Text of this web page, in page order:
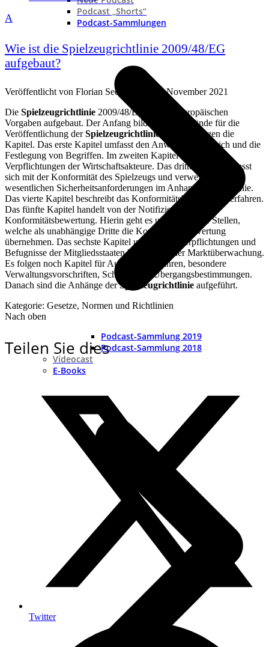
Podcast „Shorts“
Podcast-Sammlungen
Podcast-Sammlung 2019
Podcast-Sammlung 2018
Videocast
E-Books
A
Wie ist die Spielzeugrichtlinie 2009/48/EG
aufgebaut?
Veröffentlicht von Florian Seckinger
2. November 2021
Die Spielzeugrichtlinie 2009/48/EG ist nach europäischen
Vorgaben aufgebaut. Der Anfang bilden Beweggründe für die
Veröffentlichung derSpielzeugrichtlinie
. Danach folgen die
Kapitel. Das erste Kapitel umfasst den Anwendungsbereich und die
Festlegung von Begriffen. Im zweiten Kapitel stehen die
Verpflichtungen der Wirtschaftsakteure. Das dritte Kapitel befasst
sich mit der Konformität des Spielzeugs und verweist auf die
wesentlichen Sicherheitsanforderungen im Anhang der Richtlinie.
Das vierte Kapitel beschreibt das Konformitätsbewertungsverfahren.
Das fünfte Kapitel handelt von der Notifizierung in der
Konformitätsbewertung. Hierin geht es um notifizierte Stellen,
welche als unabhängige Dritte die Konformitätsbewertung
übernehmen. Das sechste Kapitel umfasst die Verpflichtungen und
Befugnisse der Mitgliedsstaaten hinsichtlich der Marktüberwachung.
Es folgen noch Kapitel für Ausschussverfahren, besondere
Verwaltungsvorschriften, Schluss- und Übergangsbestimmungen.
Danach sind die Anhänge derSpielzeugrichtlinie aufgeführt.
Kategorie: Gesetze, Normen und Richtlinien
Nach oben
Teilen Sie dies
Twitter